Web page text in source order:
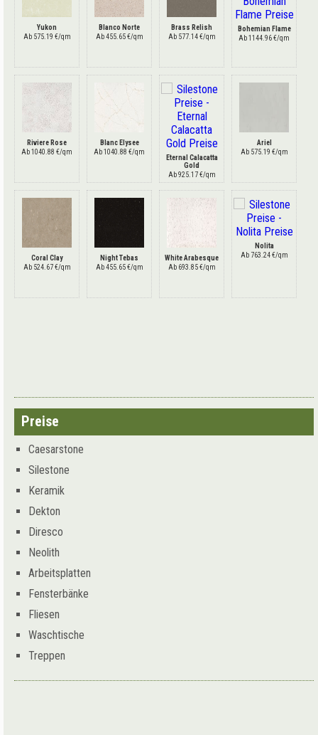
Yukon
Ab 575.19 €/qm
Blanco Norte
Ab 455.65 €/qm
Brass Relish
Ab 577.14 €/qm
Bohemian Flame
Ab 1144.96 €/qm
Riviere Rose
Ab 1040.88 €/qm
Blanc Elysee
Ab 1040.88 €/qm
Eternal Calacatta
Gold
Ab 925.17 €/qm
Ariel
Ab 575.19 €/qm
Coral Clay
Ab 524.67 €/qm
Night Tebas
Ab 455.65 €/qm
White Arabesque
Ab 693.85 €/qm
Nolita
Ab 763.24 €/qm
Preise
Caesarstone
Silestone
Keramik
Dekton
Diresco
Neolith
Arbeitsplatten
Fensterbänke
Fliesen
Waschtische
Treppen